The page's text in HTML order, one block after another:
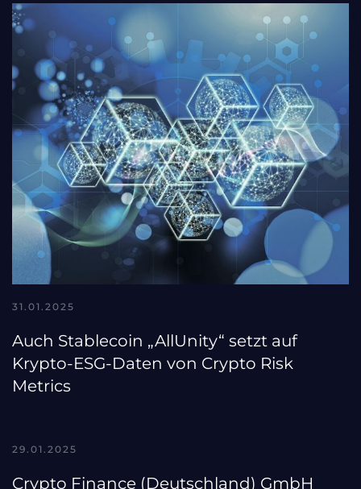
31.01.2025
Auch Stablecoin „AllUnity“ setzt auf
Krypto-ESG-Daten von Crypto Risk
Metrics
29.01.2025
Crypto Finance (Deutschland) GmbH